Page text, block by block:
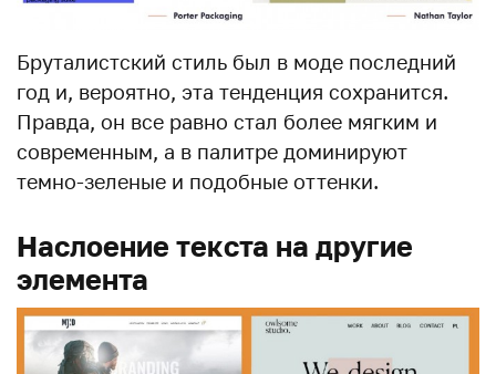
Бруталистский стиль был в моде последний
год и, вероятно, эта тенденция сохранится.
Правда, он все равно стал более мягким и
современным, а в палитре доминируют
темно-зеленые и подобные оттенки.
Наслоение текста на другие
элемента